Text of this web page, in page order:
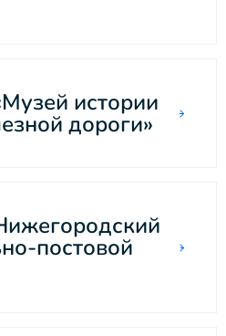
истории
дороги»
постовой